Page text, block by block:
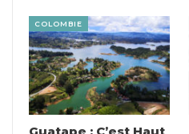
COLOMBIE